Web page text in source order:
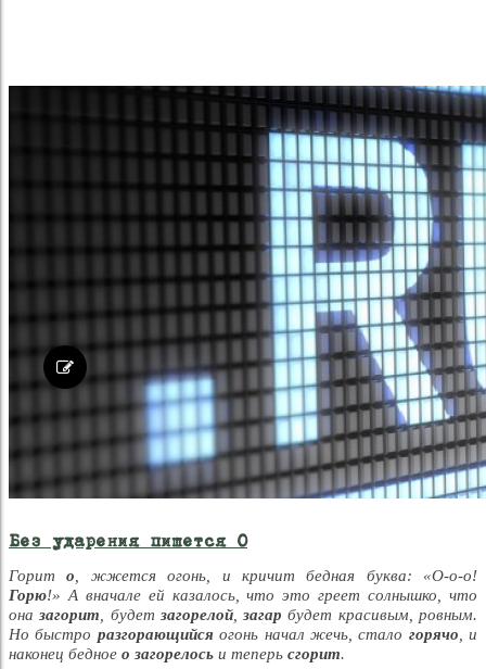
Без ударения пишется О
Горито , жжется огонь, и кричит бедная буква: «О-о-о!
Горю!» А вначале ей казалось, что это греет солнышко, что
оназагорит , будет загорелой,загар будет красивым, ровным.
Но быстро разгорающийсяогонь начал жечь, стало горячо , и
наконец бедное о загорелось и теперь сгорит.